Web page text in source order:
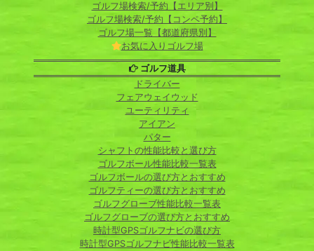
ゴルフ場検索/予約【エリア別】
ゴルフ場検索/予約【コンペ予約】
ゴルフ場一覧【都道府県別】
お気に入りゴルフ場
ゴルフ道具
ドライバー
フェアウェイウッド
ユーティリティ
アイアン
パター
シャフトの性能比較と選び方
ゴルフボール性能比較一覧表
ゴルフボールの選び方とおすすめ
ゴルフティーの選び方とおすすめ
ゴルフグローブ性能比較一覧表
ゴルフグローブの選び方とおすすめ
時計型GPSゴルフナビの選び方
時計型GPSゴルフナビ性能比較一覧表